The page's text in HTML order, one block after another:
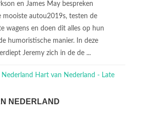
en James May bespreken
mooiste autou2019s, testen de
wagens en doen dit alles op hun
humoristische manier. In deze
Jeremy zich in de de ...
NEDERLAND